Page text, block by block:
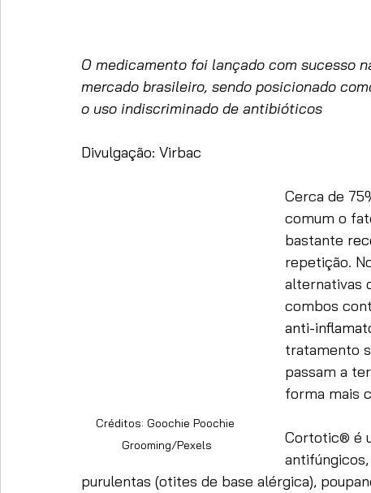
O medicamento foi lançado com sucesso
mercado brasileiro, sendo posicionado
o uso indiscriminado de antibióticos
Divulgação: Virbac
Créditos: Goochie Poochie
Grooming/Pexels
Cerca de
comum o
bastante
repetição.
alternativas
combos
anti-
tratamento
passam a ter
forma mais
Cortotic® é
purulentas (otites de base alérgica),